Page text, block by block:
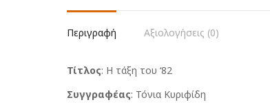
Περιγραφή Αξιολογήσεις (0)
Τίτλος: Η τάξη του ‘82
Συγγραφέας: Τόνια Κυριφίδη